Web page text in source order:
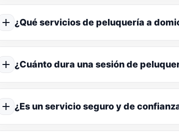
¿Qué servicios de peluquería a
¿Cuánto dura una sesión de
¿Es un servicio seguro y de